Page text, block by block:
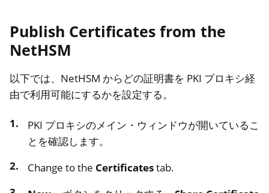
Publish Certificates from the
NetHSM
以下では、NetHSM からどの証明書を PKI プロキシ経
由で利用可能にするかを設定する。
PKI プロキシのメイン・ウィンドウが開いているこ
とを確認します。
Change to the Certificatestab.